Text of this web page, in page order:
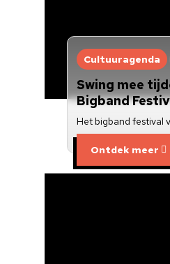
Cultuuragenda
Swing mee
Bigband
Het bigband festival
Ontdek meer